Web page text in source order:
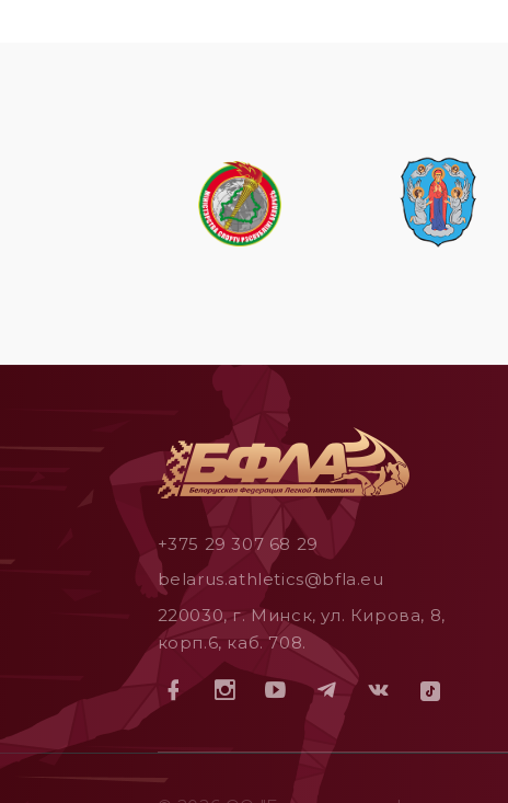
+375 29 307 68 29
belarus.athletics@bfla.eu
220030, г. Минск, ул. Кирова, 8,
корп.6, каб. 708.